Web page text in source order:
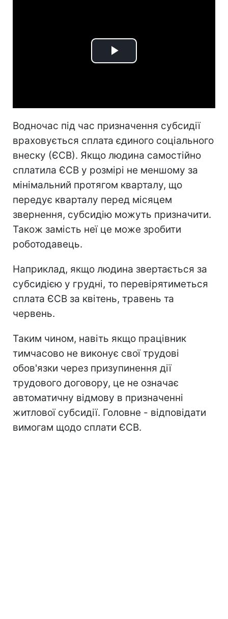
Play
Водночас під час призначення субсидії
враховується сплата єдиного соціального
внеску (ЄСВ). Якщо людина самостійно
сплатила ЄСВ у розмірі не меншому за
мінімальний протягом кварталу, що
передує кварталу перед місяцем
звернення, субсидію можуть призначити.
Також замість неї це може зробити
роботодавець.
Наприклад, якщо людина звертається за
субсидією у грудні, то перевірятиметься
сплата ЄСВ за квітень, травень та
червень.
Таким чином, навіть якщо працівник
тимчасово не виконує свої трудові
обов'язки через призупинення дії
трудового договору, це не означає
автоматичну відмову в призначенні
житлової субсидії. Головне - відповідати
вимогам щодо сплати ЄСВ.